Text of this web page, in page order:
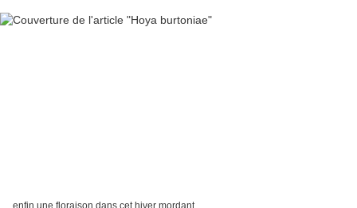
enfin une floraison dans cet hiver mordant